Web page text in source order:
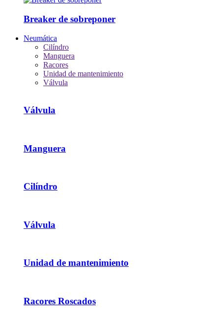
Breaker de sobreponer
Neumática
Cilíndro
Manguera
Racores
Unidad de mantenimiento
Válvula
Válvula
Manguera
Cilíndro
Válvula
Unidad de mantenimiento
Racores Roscados